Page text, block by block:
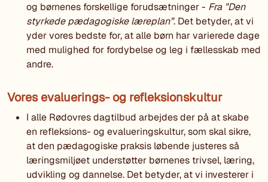
og børnenes forskellige forudsætninger - Fra ”Den
styrkede pædagogiske læreplan”. Det betyder, at vi
yder vores bedste for, at alle børn har varierede dage
med mulighed for fordybelse og leg i fællesskab med
andre.
Vores evaluerings- og refleksionskultur
I alle Rødovres dagtilbud arbejdes der på at skabe
en refleksions- og evalueringskultur, som skal sikre,
at den pædagogiske praksis løbende justeres så
læringsmiljøet understøtter børnenes trivsel, læring,
udvikling og dannelse. Det betyder, at vi investerer i